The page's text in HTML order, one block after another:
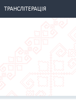
ТРАНСЛІТЕРАЦІЯ